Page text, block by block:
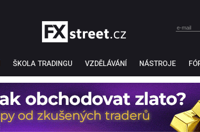
ŠKOLA TRADINGU VZDĚLÁVÁNÍ NÁSTROJE